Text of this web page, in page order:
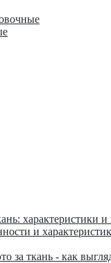
характеристики и
и
за ткань - как